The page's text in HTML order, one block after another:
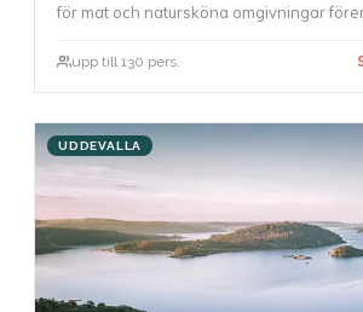
för mat och natursköna omgivningar
upp till 130 pers.
UDDEVALLA